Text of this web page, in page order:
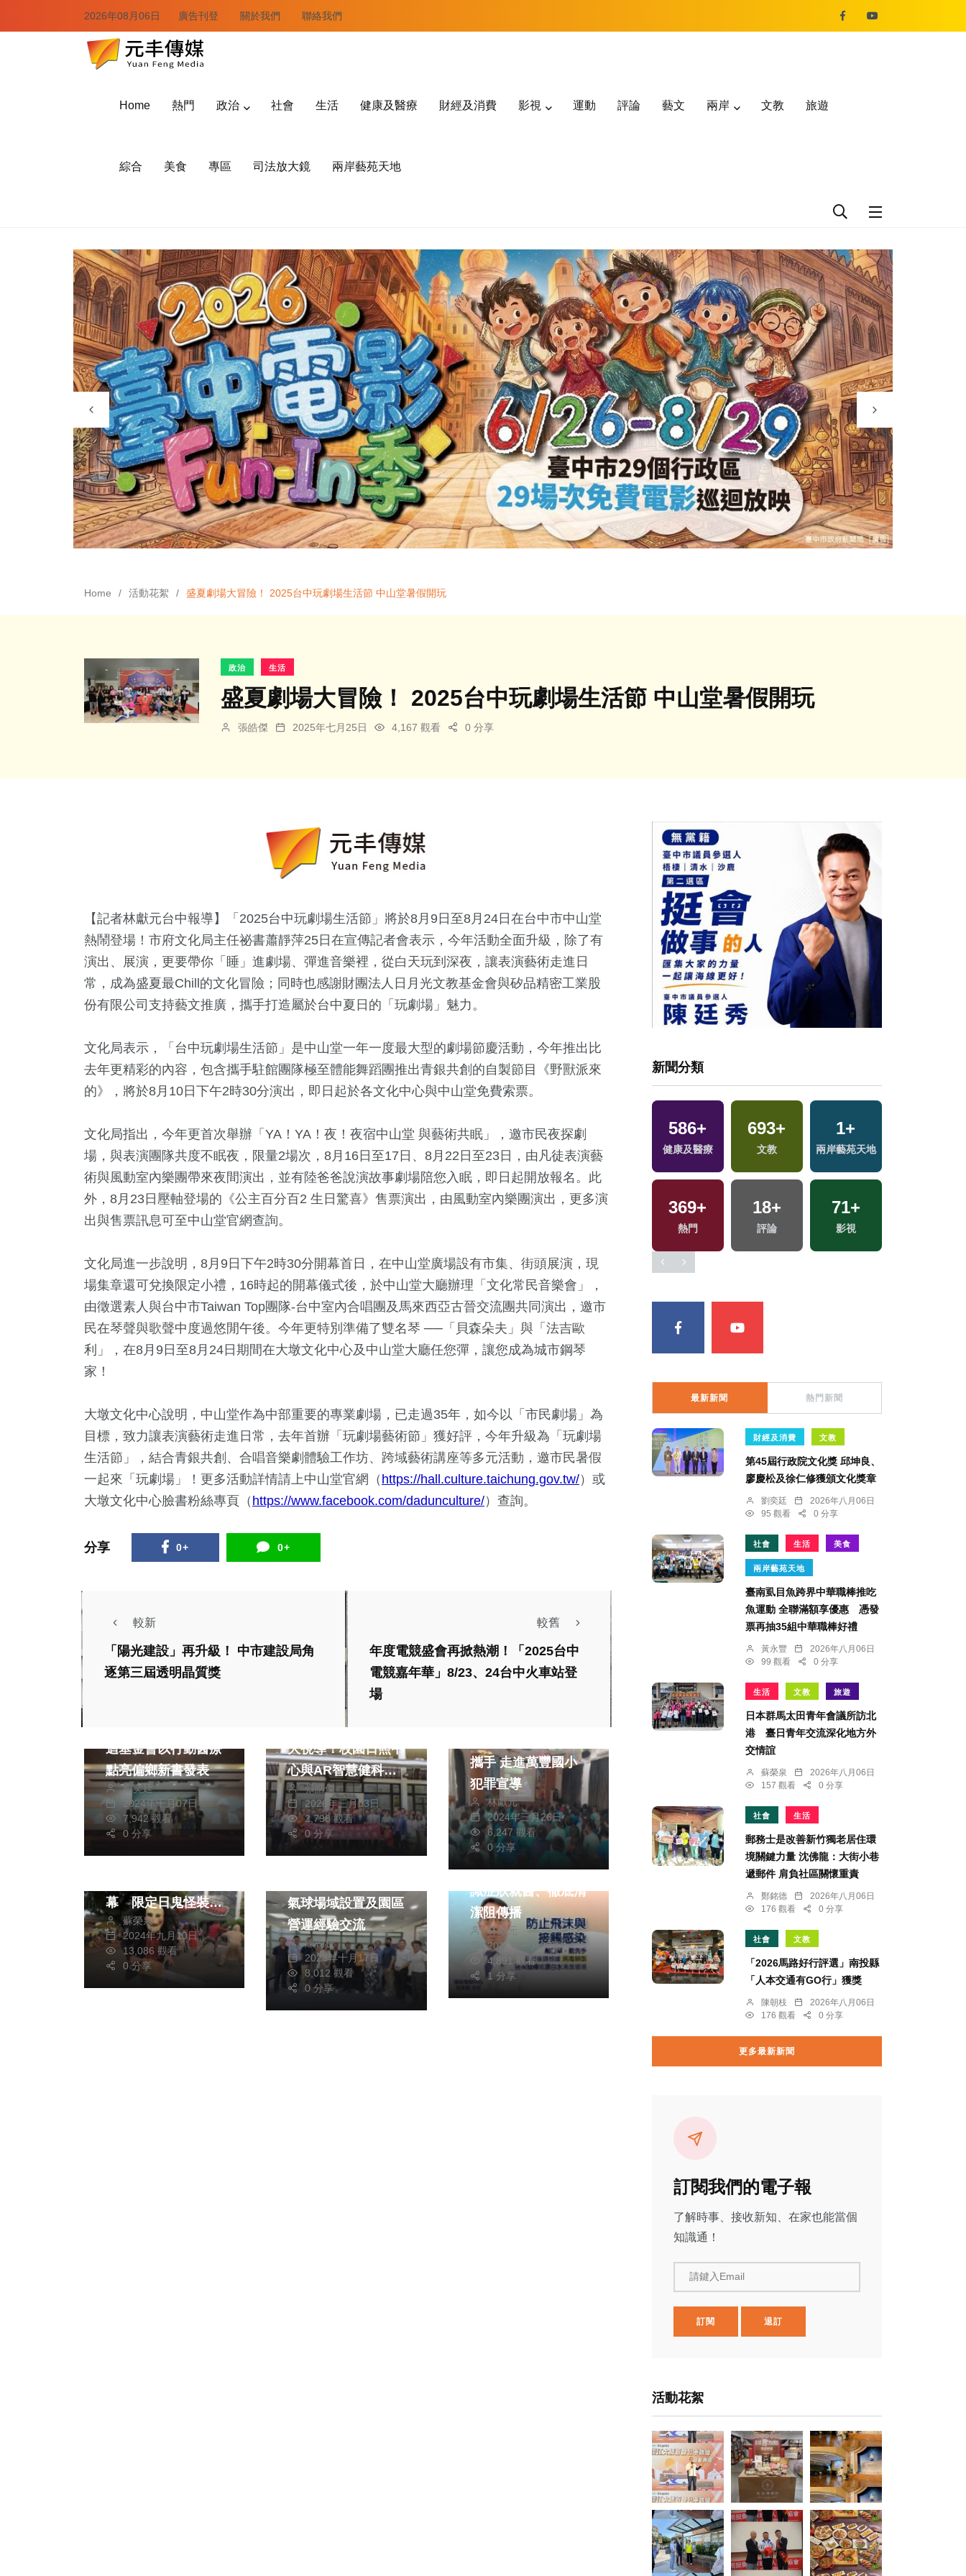
2026年08月06日 廣告刊登 關於我們 聯絡我們
Home 熱門 政治 社會 生活 健康及醫療 財經及消費 影視 運動 評論 藝文 兩岸 文教 旅遊
綜合 美食 專區 司法放大鏡 兩岸藝苑天地
Home 活動花絮 盛夏劇場大冒險！ 2025台中玩劇場生活節 中山堂暑假開玩
政治 生活
盛夏劇場大冒險！ 2025台中玩劇場生活節 中山堂暑假開玩
張皓傑 2025年七月25日 4,167 觀看 0 分享
【記者林獻元台中報導】「2025台中玩劇場生活節」將於8月9日至8月24日在台中市中山堂
熱鬧登場！市府文化局主任祕書蕭靜萍25日在宣傳記者會表示，今年活動全面升級，除了有
演出、展演，更要帶你「睡」進劇場、彈進音樂裡，從白天玩到深夜，讓表演藝術走進日
常，成為盛夏最Chill的文化冒險；同時也感謝財團法人日月光文教基金會與矽品精密工業股
份有限公司支持藝文推廣，攜手打造屬於台中夏日的「玩劇場」魅力。
文化局表示，「台中玩劇場生活節」是中山堂一年一度最大型的劇場節慶活動，今年推出比
去年更精彩的內容，包含攜手駐館團隊極至體能舞蹈團推出青銀共創的自製節目《野獸派來
的》，將於8月10日下午2時30分演出，即日起於各文化中心與中山堂免費索票。
文化局指出，今年更首次舉辦「YA！YA！夜！夜宿中山堂 與藝術共眠」，邀市民夜探劇
場，與表演團隊共度不眠夜，限量2場次，8月16日至17日、8月22日至23日，由凡徒表演藝
術與風動室內樂團帶來夜間演出，並有陸爸爸說演故事劇場陪您入眠，即日起開放報名。此
外，8月23日壓軸登場的《公主百分百2 生日驚喜》售票演出，由風動室內樂團演出，更多演
出與售票訊息可至中山堂官網查詢。
文化局進一步說明，8月9日下午2時30分開幕首日，在中山堂廣場設有市集、街頭展演，現
場集章還可兌換限定小禮，16時起的開幕儀式後，於中山堂大廳辦理「文化常民音樂會」，
由徵選素人與台中市Taiwan Top團隊-台中室內合唱團及馬來西亞古晉交流團共同演出，邀市
民在琴聲與歌聲中度過悠閒午後。今年更特別準備了雙名琴 ──「貝森朵夫」與「法吉歐
利」，在8月9日至8月24日期間在大墩文化中心及中山堂大廳任您彈，讓您成為城市鋼琴
家！
大墩文化中心說明，中山堂作為中部重要的專業劇場，已走過35年，如今以「市民劇場」為
目標，致力讓表演藝術走進日常，去年首辦「玩劇場藝術節」獲好評，今年升級為「玩劇場
生活節」，結合青銀共創、合唱音樂劇體驗工作坊、跨域藝術講座等多元活動，邀市民暑假
一起來「玩劇場」！更多活動詳情請上中山堂官網（ https://hall.culture.taichung.gov.tw/）或
大墩文化中心臉書粉絲專頁（ https://www.facebook.com/dadunculture/）查詢。
分享 0+ 0+
較新
「陽光建設」再升級！ 中市建設局角
逐第三屆透明晶質獎
較舊
年度電競盛會再掀熱潮！「2025台中
電競嘉年華」8/23、24台中火車站登
場
迴基金會以行動醫療
點亮偏鄉新書發表
劉奕廷
2024年十月07日
7,942 觀看
0 分享
教育部長親臨中臺科
大視導！校園日照中
心與AR智慧健科院
X元宇宙中心獲高度
肯定
張皓傑
2026年三月03日
2,798 觀看
0 分享
攜手 走進萬豐國小
犯罪宣導
林獻元
2024年三月26日
6,247 觀看
0 分享
生活 影視
旅遊 綜合
劍湖山萬聖節「陌日
幕 限定日鬼怪裝扮
門票3折起
蘇榮泉
2024年九月10日
13,086 觀看
0 分享
熱門 生活
旅遊
氣球場域設置及園區
營運經驗交流
陳朝枝
2023年十月17日
8,012 觀看
0 分享
健康及醫療
病毒隨人流移動 辨
識症狀就醫、徹底清
潔阻傳播
林獻元
2025年一月27日
4,891 觀看
1 分享
新聞分類
+
美食
13 +
海峽論壇專區
1171+
政治
10+
綜藝
71+
兩岸
福建林公信俗文
化專區
11+
演唱會
178+
運動
271+ 22+
586+
健康及醫療
693+
文教
1+
兩岸藝苑天地
369+
熱門
18+
評論
71+
影視
513+
財經及消費
34+
2024立委選戰
最新新聞 熱門新聞
財經及消費 文教
第45屆行政院文化獎 邱坤良、
廖慶松及徐仁修獲頒文化獎章
劉奕廷
2026年八月06日
95 觀看
0 分享
社會 生活 美食
兩岸藝苑天地
臺南虱目魚跨界中華職棒推吃
魚運動 全聯滿額享優惠 憑發
票再抽35組中華職棒好禮
黃永豐
2026年八月06日
99 觀看
0 分享
生活 文教 旅遊
日本群馬太田青年會議所訪北
港 臺日青年交流深化地方外
交情誼
蘇榮泉
2026年八月06日
157 觀看
0 分享
社會 生活
郵務士是改善新竹獨老居住環
境關鍵力量 沈佛龍：大街小巷
遞郵件 肩負社區關懷重責
鄭銘德
2026年八月06日
176 觀看
0 分享
社會 文教
「2026馬路好行評選」南投縣
「人本交通有GO行」獲獎
陳朝枝
2026年八月06日
176 觀看
0 分享
更多最新新聞
訂閱我們的電子報
了解時事、接收新知、在家也能當個
知識通！
請鍵入Email
訂閱 退訂
活動花絮